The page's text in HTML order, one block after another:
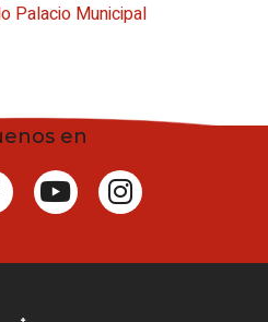
Palacio Municipal
en